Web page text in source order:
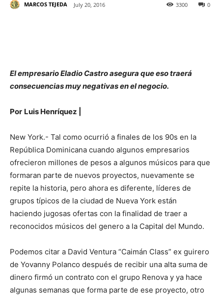
MARCOS TEJEDA July 20, 2016 0
3300
El empresario Eladio Castro asegura que eso traerá
consecuencias muy negativas en el negocio.
Por Luis Henríquez |
New York.- Tal como ocurrió a finales de los 90s en la
República Dominicana cuando algunos empresarios
ofrecieron millones de pesos a algunos músicos para que
formaran parte de nuevos proyectos, nuevamente se
repite la historia, pero ahora es diferente, líderes de
grupos típicos de la ciudad de Nueva York están
haciendo jugosas ofertas con la finalidad de traer a
reconocidos músicos del genero a la Capital del Mundo.
Podemos citar a David Ventura “Caimán Class” ex guirero
de Yovanny Polanco después de recibir una alta suma de
dinero firmó un contrato con el grupo Renova y ya hace
algunas semanas que forma parte de ese proyecto, otro